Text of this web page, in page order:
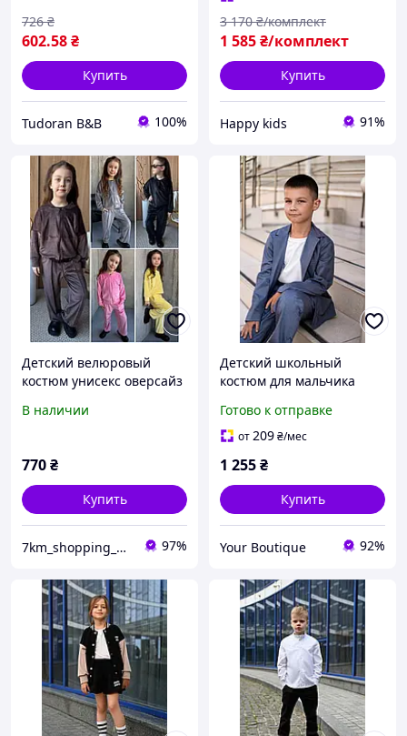
602.58₴
726 ₴
Купить
Tudoran B&B 100%
1 585₴/комплект
3 170 ₴/комплект
Купить
Happy kids 91%
Детский велюровый
костюм унисекс оверсайз
мальчика и девочки 92
В наличии
770₴
Купить
7km_shopping_odessa 97%
Детский школьный
костюм для мальчика
классический костюм
пиджак и штаны Арт.
Готово к отправке
от209₴/мес
1 255₴
Купить
Your Boutique 92%